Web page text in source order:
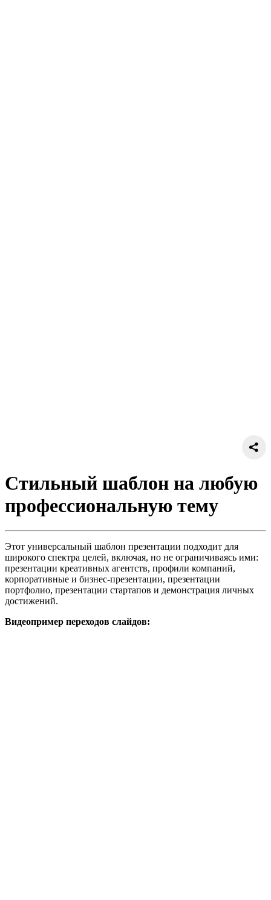
Стильный шаблон на любую
профессиональную тему
Этот универсальный шаблон презентации подходит для
широкого спектра целей, включая, но не ограничиваясь ими:
презентации креативных агентств, профили компаний,
корпоративные и бизнес-презентации, презентации
портфолио, презентации стартапов и демонстрация личных
достижений.
Видеопример переходов слайдов: